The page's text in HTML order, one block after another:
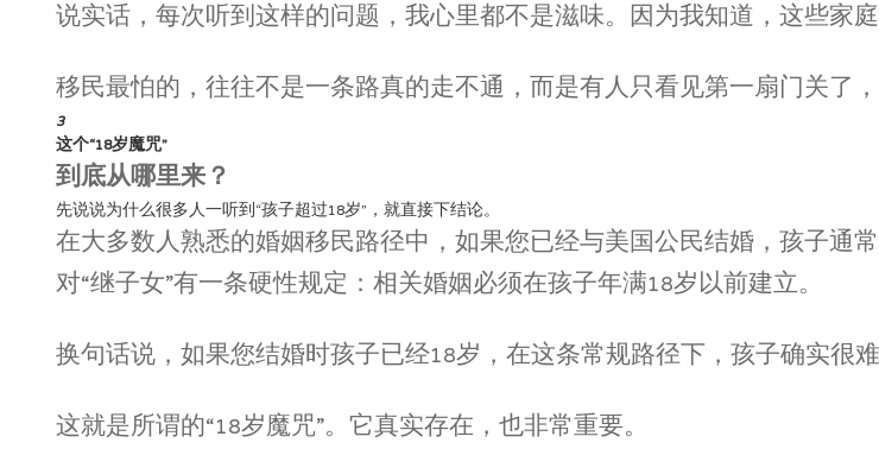
说实话，每次听到这样的问题，我心里都不是滋味。因为我知道，这些家
移民最怕的，往往不是一条路真的走不通，而是有人只看见第一扇门关了
3
这个“18岁魔咒”
到底从哪里来？
先说说为什么很多人一听到“孩子超过18岁”，就直接下结论。
在大多数人熟悉的婚姻移民路径中，如果您已经与美国公民结婚，孩子通
对“继子女”有一条硬性规定：相关婚姻必须在孩子年满18岁以前建立。
换句话说，如果您结婚时孩子已经18岁，在这条常规路径下，孩子确实很
这就是所谓的“18岁魔咒”。它真实存在，也非常重要。